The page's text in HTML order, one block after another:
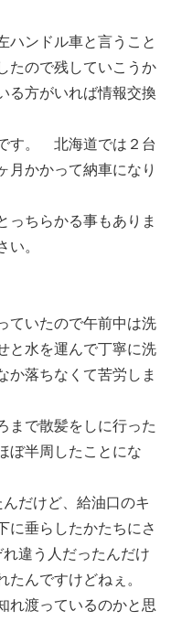
ンドル車と言うこと
たので残していこうか
る方がいれば情報交換
す。 北海道では２台
かかって納車になり
っちらかる事もありま
。
ていたので午前中は洗
水を運んで丁寧に洗
落ちなくて苦労しま
まで散髪をしに行った
半周したことにな
だけど、給油口のキ
に垂らしたかたちにさ
違う人だったんだけ
たんですけどねぇ。
れ渡っているのかと思